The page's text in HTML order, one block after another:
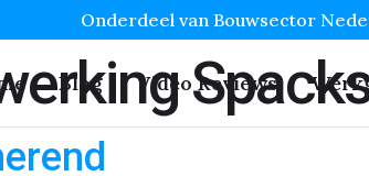
Onderdeel van Bouwsector
Blog Video Reviews